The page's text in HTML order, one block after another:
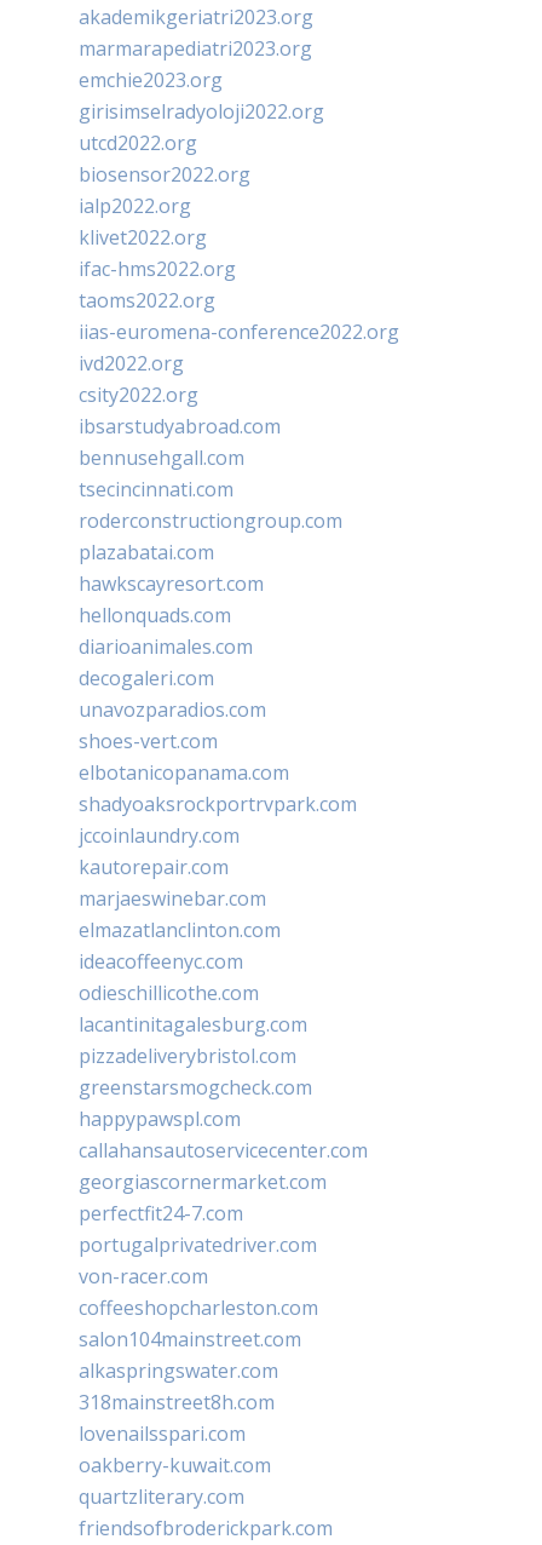
akademikgeriatri2023.org
marmarapediatri2023.org
emchie2023.org
girisimselradyoloji2022.org
utcd2022.org
biosensor2022.org
ialp2022.org
klivet2022.org
ifac-hms2022.org
taoms2022.org
iias-euromena-conference2022.org
ivd2022.org
csity2022.org
ibsarstudyabroad.com
bennusehgall.com
tsecincinnati.com
roderconstructiongroup.com
plazabatai.com
hawkscayresort.com
hellonquads.com
diarioanimales.com
decogaleri.com
unavozparadios.com
shoes-vert.com
elbotanicopanama.com
shadyoaksrockportrvpark.com
jccoinlaundry.com
kautorepair.com
marjaeswinebar.com
elmazatlanclinton.com
ideacoffeenyc.com
odieschillicothe.com
lacantinitagalesburg.com
pizzadeliverybristol.com
greenstarsmogcheck.com
happypawspl.com
callahansautoservicecenter.com
georgiascornermarket.com
perfectfit24-7.com
portugalprivatedriver.com
von-racer.com
coffeeshopcharleston.com
salon104mainstreet.com
alkaspringswater.com
318mainstreet8h.com
lovenailsspari.com
oakberry-kuwait.com
quartzliterary.com
friendsofbroderickpark.com